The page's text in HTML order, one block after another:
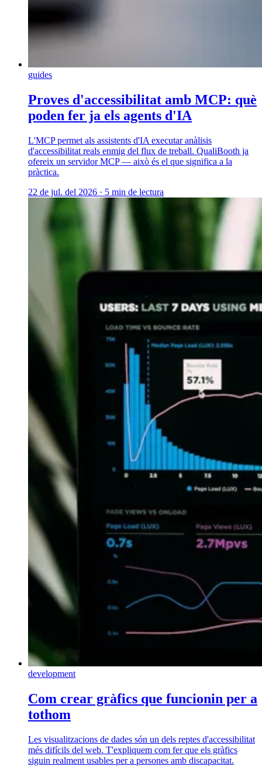
guides
Proves d'accessibilitat amb MCP: què
poden fer ja els agents d'IA
L'MCP permet als assistents d'IA executar anàlisis
d'accessibilitat reals enmig del flux de treball. QualiBooth ja
ofereix un servidor MCP — això és el que significa a la
pràctica.
22 de jul. del 2026 · 5 min de lectura
development
Com crear gràfics que funcionin per a
tothom
Les visualitzacions de dades són un dels reptes d'accessibilitat
més difícils del web. T'expliquem com fer que els gràfics
siguin realment usables per a persones amb discapacitat.